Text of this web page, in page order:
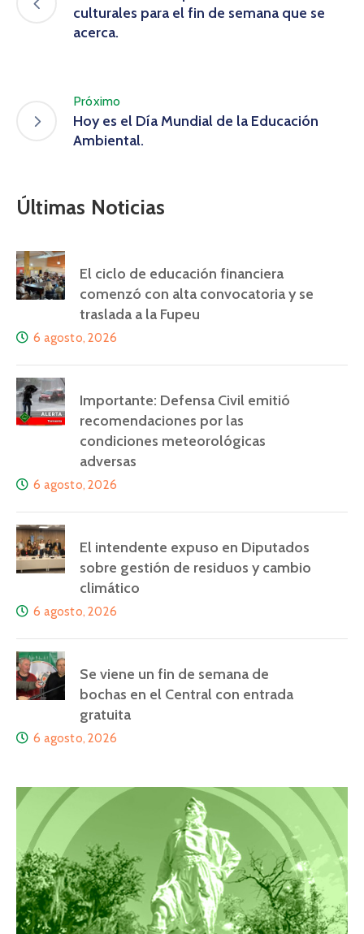
culturales para el fin de semana que se
acerca.
Próximo
Hoy es el Día Mundial de la Educación
Ambiental.
Últimas Noticias
El ciclo de educación financiera
comenzó con alta convocatoria y se
traslada a la Fupeu
6 agosto, 2026
Importante: Defensa Civil emitió
recomendaciones por las
condiciones meteorológicas
adversas
6 agosto, 2026
El intendente expuso en Diputados
sobre gestión de residuos y cambio
climático
6 agosto, 2026
Se viene un fin de semana de
bochas en el Central con entrada
gratuita
6 agosto, 2026